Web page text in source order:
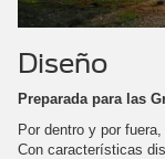
Diseño
Preparada para las
Por dentro y por
Con características